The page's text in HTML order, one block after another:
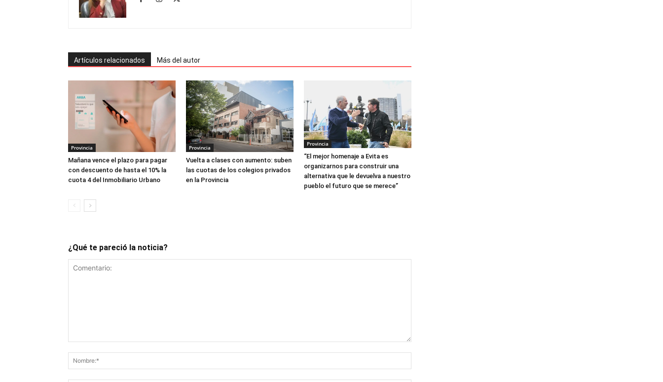
Artículos relacionados Más del autor
Provincia
Mañana vence el plazo para pagar
con descuento de hasta el 10% la
cuota 4 del Inmobiliario Urbano
Provincia
Vuelta a clases con aumento: suben
las cuotas de los colegios privados
en la Provincia
Provincia
“El mejor homenaje a Evita es
organizarnos para construir una
alternativa que le devuelva a nuestro
pueblo el futuro que se merece”
¿Qué te pareció la noticia?